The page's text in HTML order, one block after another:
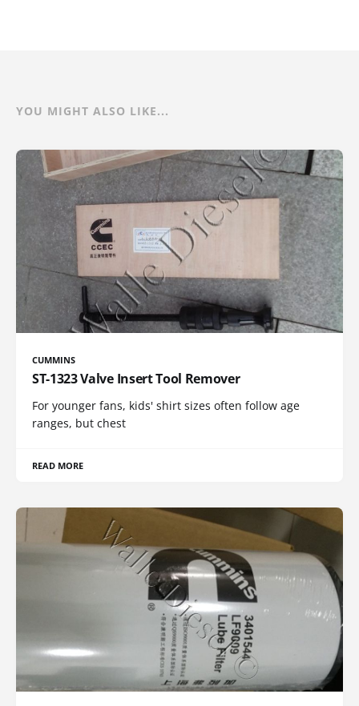
YOU MIGHT ALSO LIKE...
CUMMINS
ST-1323 Valve Insert Tool Remover
For younger fans, kids' shirt sizes often follow age
ranges, but chest
READ MORE